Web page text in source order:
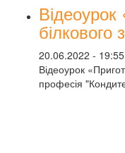
Відеоурок
білкового
20.06.2022 - 19:55
Відеоурок
професія